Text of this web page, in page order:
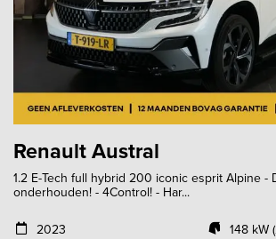
Renault Austral
1.2 E-Tech full hybrid 200 iconic esprit Alpine -
onderhouden! - 4Control! - Har...
2023
148 kW